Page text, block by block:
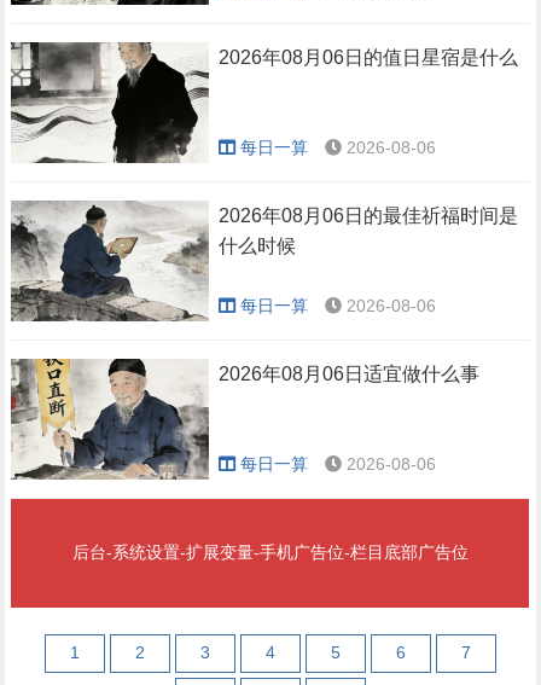
2026年08月06日的值日星宿是什么
每日一算 2026-08-06
2026年08月06日的最佳祈福时间是
什么时候
每日一算 2026-08-06
2026年08月06日适宜做什么事
每日一算 2026-08-06
后台-系统设置-扩展变量-手机广告位-栏目底部广告位
1 2 3 4 5 6 7